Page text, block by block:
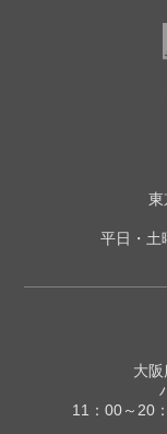
東
平日・土
大
11：00～20